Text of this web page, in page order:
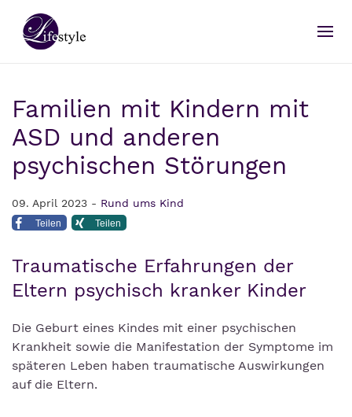
Familien mit Kindern mit
ASD und anderen
psychischen Störungen
09. April 2023 - Rund ums Kind
Teilen Teilen
Traumatische Erfahrungen der
Eltern psychisch kranker Kinder
Die Geburt eines Kindes mit einer psychischen
Krankheit sowie die Manifestation der Symptome im
späteren Leben haben traumatische Auswirkungen
auf die Eltern.